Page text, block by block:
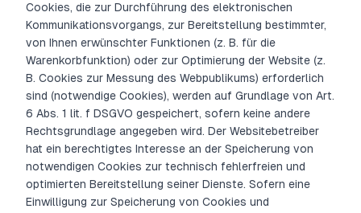
Cookies, die zur Durchführung des elektronischen
Kommunikationsvorgangs, zur Bereitstellung bestimmter,
von Ihnen erwünschter Funktionen (z. B. für die
Warenkorbfunktion) oder zur Optimierung der Website (z.
B. Cookies zur Messung des Webpublikums) erforderlich
sind (notwendige Cookies), werden auf Grundlage von Art.
6 Abs. 1 lit. f DSGVO gespeichert, sofern keine andere
Rechtsgrundlage angegeben wird. Der Websitebetreiber
hat ein berechtigtes Interesse an der Speicherung von
notwendigen Cookies zur technisch fehlerfreien und
optimierten Bereitstellung seiner Dienste. Sofern eine
Einwilligung zur Speicherung von Cookies und